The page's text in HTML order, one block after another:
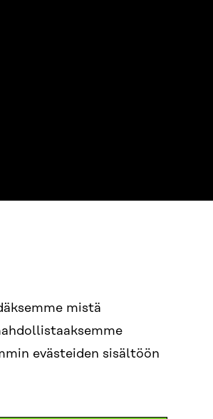
mistä
evästeiden sisältöön